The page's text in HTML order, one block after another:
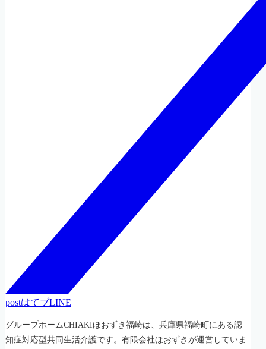
postはてブLINE
グループホームCHIAKIほおずき福崎は、兵庫県福崎町にある認
知症対応型共同生活介護です。有限会社ほおずきが運営していま